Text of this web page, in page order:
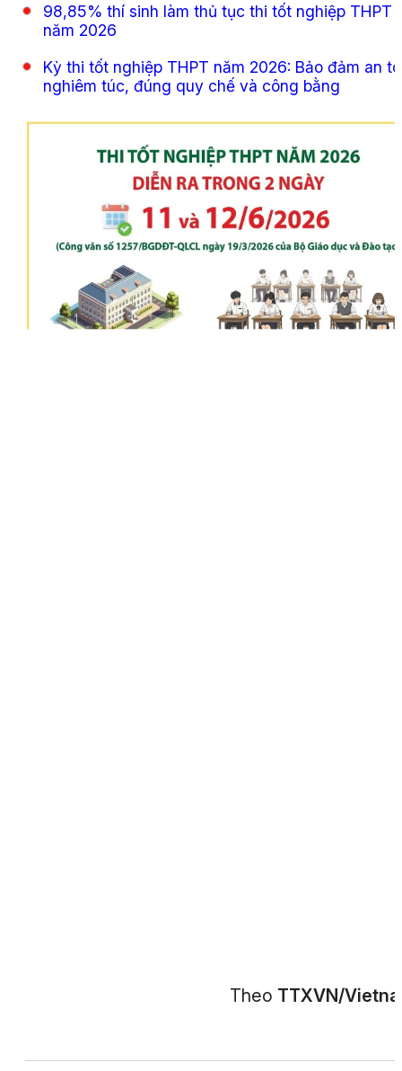
98,85% thí sinh làm thủ tục thi tốt nghiệp THPT
năm 2026
Kỳ thi tốt nghiệp THPT năm 2026: Bảo đảm an
nghiêm túc, đúng quy chế và công bằng
Theo TTXVN/